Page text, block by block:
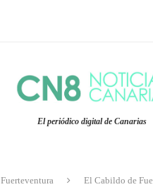
El periódico digital de Canarias
Fuerteventura
El Cabildo de